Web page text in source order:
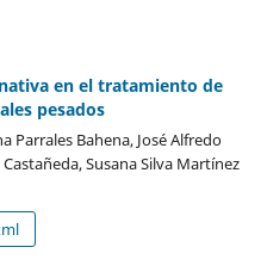
en el tratamiento de
pesados
Parrales Bahena, José Alfredo
Susana Silva Martínez